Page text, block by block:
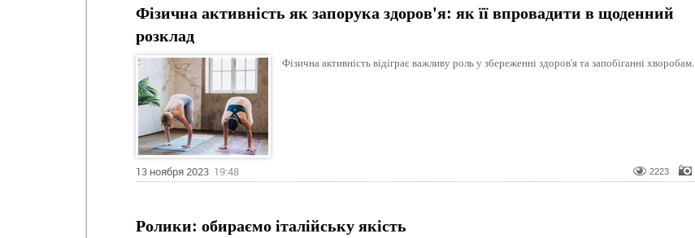
Фізична активність як запорука здоров'я: як її впровадити в щоденний
розклад
Фізична активність відіграє важливу роль у збереженні здоров'я та запобіганні хворобам.
13 ноября 2023 19:48 2223
Ролики: обираємо італійську якість